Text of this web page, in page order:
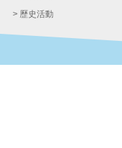
> 歷史活動